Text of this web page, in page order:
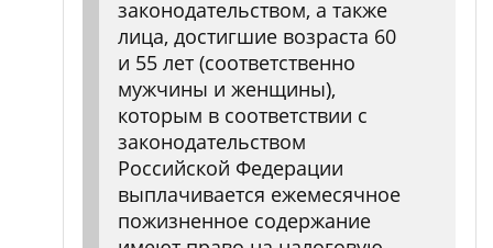
законодательством, а также
лица, достигшие возраста 60
и 55 лет (соответственно
мужчины и женщины),
которым в соответствии с
законодательством
Российской Федерации
выплачивается ежемесячное
пожизненное содержание